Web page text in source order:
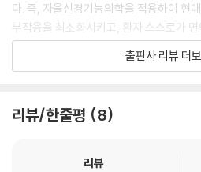
유방암의 예후 단계
에필로그
대사 교정으로, 요요 없이 건강해지는 다
다. 즉, 자율신경기능의학을 적용하여 현
부작용을 최소화시키고, 환자 스스로가
속가능한 치료를 지향한다. 이러한 치료를
한 ‘C+SMART 치료법’을 고안하여 질병
‘C+SMART 치료법’이란?
출판사 리뷰 더보
리뷰/한줄평 8
리뷰